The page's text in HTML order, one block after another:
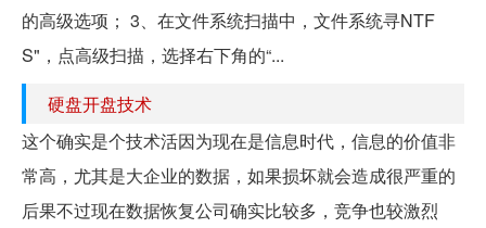
的高级选项； 3、在文件系统扫描中，文件系统寻NTF
S"，点高级扫描，选择右下角的“...
硬盘开盘技术
这个确实是个技术活因为现在是信息时代，信息的价值非
常高，尤其是大企业的数据，如果损坏就会造成很严重的
后果不过现在数据恢复公司确实比较多，竞争也较激烈